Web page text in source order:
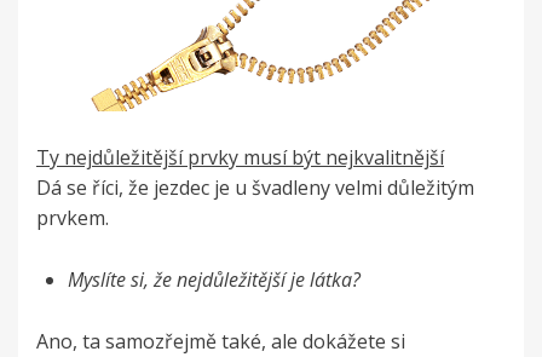
Ty nejdůležitější prvky musí být nejkvalitnější
Dá se říci, že jezdec je u švadleny velmi důležitým
prvkem.
Myslíte si, že nejdůležitější je látka?
Ano, ta samozřejmě také, ale dokážete si